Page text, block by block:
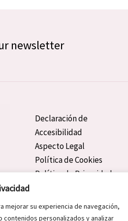
mejorar su experiencia de navegación,
contenidos personalizados y analizar
newsletter
Declaración de
Accesibilidad
Aspecto Legal
Política de Cookies
Política de Privacidad